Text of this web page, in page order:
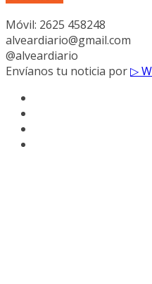
Móvil: 2625 458248
alveardiario@gmail.com
@alveardiario
Envíanos tu noticia por▷